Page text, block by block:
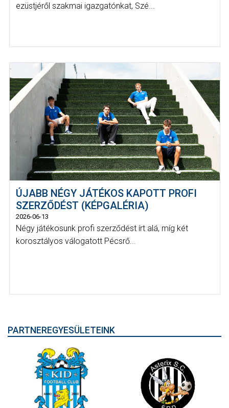
ezüstjéről szakmai igazgatónkat, Szé...
ÚJABB NÉGY JÁTÉKOS KAPOTT PROFI
SZERZŐDÉST (KÉPGALÉRIA)
2026-06-13
Négy játékosunk profi szerződést írt alá, míg két
korosztályos válogatott Pécsrő...
PARTNEREGYESÜLETEINK